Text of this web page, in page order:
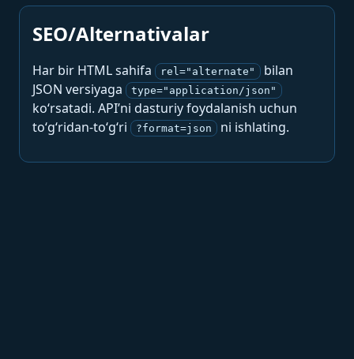
SEO/Alternativalar
Har bir HTML sahifa rel="alternate"
bilan
JSON versiyaga
type="application/json"
ko‘rsatadi. API’ni dasturiy foydalanish uchun
to‘g‘ridan-to‘g‘ri
?format=json ni ishlating.